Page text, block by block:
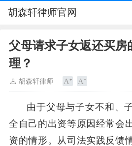
胡森轩律师官网
父母请求子女返还买房
理？
胡森轩律师
由于父母与子女不和、
全自己的出资等原因经常会
资的情形。从司法实践反馈